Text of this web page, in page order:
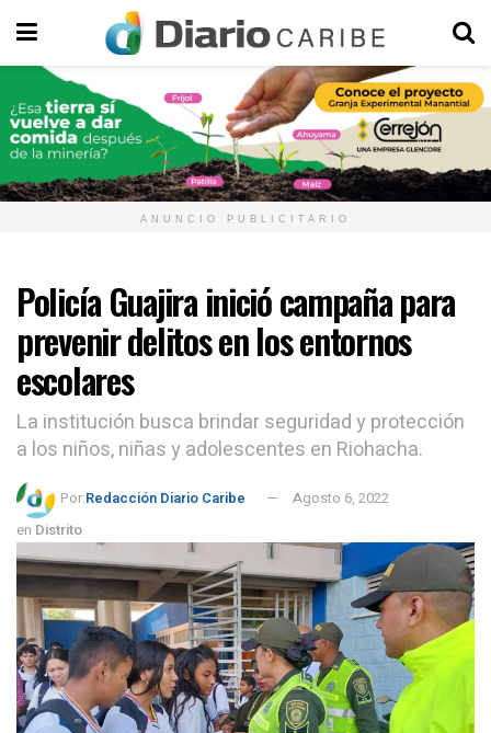
ANUNCIO PUBLICITARIO
Policía Guajira inició campaña para
prevenir delitos en los entornos
escolares
La institución busca brindar seguridad y protección
a los niños, niñas y adolescentes en Riohacha.
Por:Redacción Diario Caribe
Agosto 6, 2022
en Distrito